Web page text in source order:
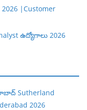
|Customer
ఉద్యోగాలు 2026
Sutherland
2026